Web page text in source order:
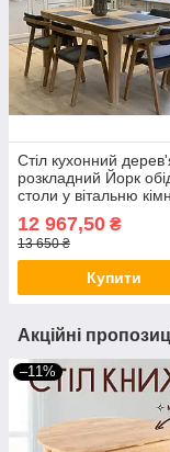
Стіл кухонний
розкладний Йорк
столи у вітальню
столики на кухню
х 80 см
12 967,50 ₴
13 650 ₴
Купити
Акційні
–11%